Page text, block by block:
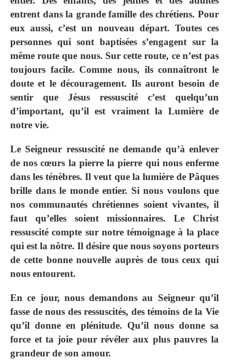
entrent dans la grande famille des chrétiens. Pour
eux aussi, c’est un nouveau départ. Toutes ces
personnes qui sont baptisées s’engagent sur la
même route que nous. Sur cette route, ce n’est pas
toujours facile. Comme nous, ils connaîtront le
doute et le découragement. Ils auront besoin de
sentir que Jésus ressuscité c’est quelqu’un
d’important, qu’il est vraiment la Lumière de
notre vie.
Le Seigneur ressuscité ne demande qu’à enlever
de nos cœurs la pierre la pierre qui nous enferme
dans les ténèbres. Il veut que la lumière de Pâques
brille dans le monde entier. Si nous voulons que
nos communautés chrétiennes soient vivantes, il
faut qu’elles soient missionnaires. Le Christ
ressuscité compte sur notre témoignage à la place
qui est la nôtre. Il désire que nous soyons porteurs
de cette bonne nouvelle auprès de tous ceux qui
nous entourent.
En ce jour, nous demandons au Seigneur qu’il
fasse de nous des ressuscités, des témoins de la Vie
qu’il donne en plénitude. Qu’il nous donne sa
force et ta joie pour révéler aux plus pauvres la
grandeur de son amour.